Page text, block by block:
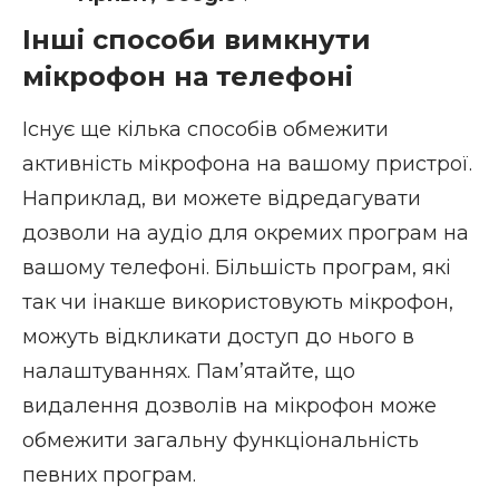
Інші способи вимкнути
мікрофон на телефоні
Існує ще кілька способів обмежити
активність мікрофона на вашому пристрої.
Наприклад, ви можете відредагувати
дозволи на аудіо для окремих програм на
вашому телефоні. Більшість програм, які
так чи інакше використовують мікрофон,
можуть відкликати доступ до нього в
налаштуваннях. Пам’ятайте, що
видалення дозволів на мікрофон може
обмежити загальну функціональність
певних програм.